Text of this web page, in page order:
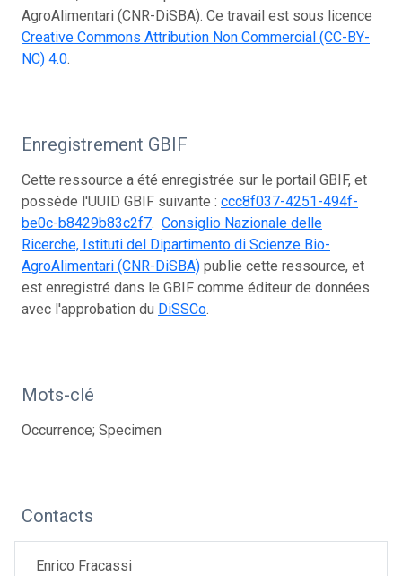
AgroAlimentari (CNR-DiSBA). Ce travail est sous licence
Creative Commons Attribution Non Commercial (CC-BY-
NC) 4.0.
Enregistrement GBIF
Cette ressource a été enregistrée sur le portail GBIF, et
possède l'UUID GBIF suivante : ccc8f037-4251-494f-
be0c-b8429b83c2f7. Consiglio Nazionale delle
Ricerche, Istituti del Dipartimento di Scienze Bio-
AgroAlimentari (CNR-DiSBA) publie cette ressource, et
est enregistré dans le GBIF comme éditeur de données
avec l'approbation du DiSSCo.
Mots-clé
Occurrence; Specimen
Contacts
Enrico Fracassi